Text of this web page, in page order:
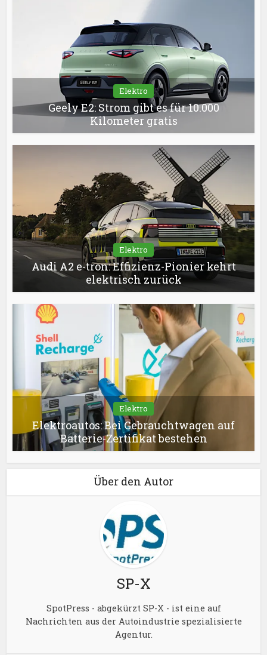
Elektro
Geely E2: Strom gibt es für 10.000
Kilometer gratis
Elektro
Audi A2 e-tron: Effizienz-Pionier kehrt
elektrisch zurück
Elektro
Elektroautos: Bei Gebrauchtwagen auf
Batterie-Zertifikat bestehen
Über den Autor
SP-X
SpotPress - abgekürzt SP-X - ist eine auf
Nachrichten aus der Autoindustrie spezialisierte
Agentur.